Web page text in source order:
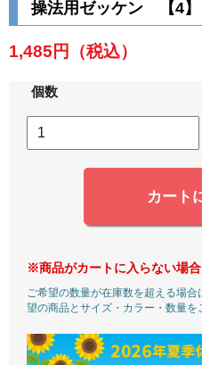
操法用ゼッケン 【4
1,485円 （税込）
個数
カート
※商品がカートに入らない場合
ご希望の数量が在庫数を超える場
望の商品とサイズ・カラー・数量を